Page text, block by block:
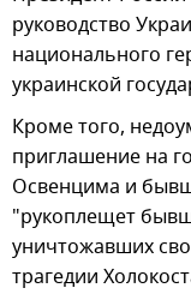
руководство
национального
украинской
Кроме того,
приглашение на
Освенцима и
"рукоплещет
уничтожавших
трагедии